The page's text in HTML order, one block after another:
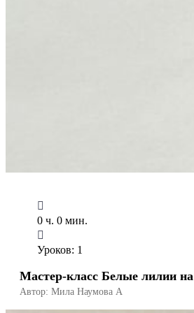
0 ч. 0 мин.
Уроков: 1
Мастер-класс Белые лилии
Автор: Мила Наумова A